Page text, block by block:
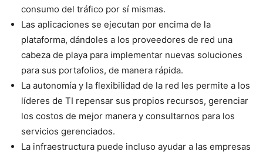
consumo del tráfico por sí mismas.
Las aplicaciones se ejecutan por encima de la
plataforma, dándoles a los proveedores de red una
cabeza de playa para implementar nuevas soluciones
para sus portafolios, de manera rápida.
La autonomía y la flexibilidad de la red les permite a los
líderes de TI repensar sus propios recursos, gerenciar
los costos de mejor manera y consultarnos para los
servicios gerenciados.
La infraestructura puede incluso ayudar a las empresas